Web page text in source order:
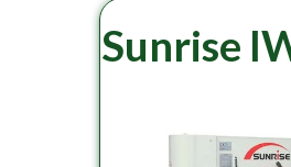
Sunrise